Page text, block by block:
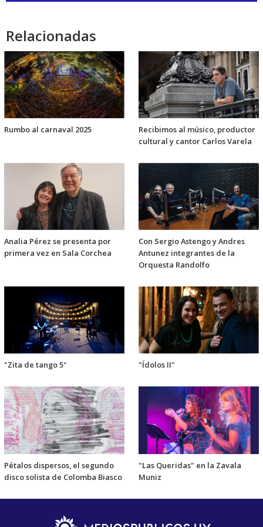
Relacionadas
Rumbo al carnaval 2025
Recibimos al músico, productor
cultural y cantor Carlos Varela
Analia Pérez se presenta por
primera vez en Sala Corchea
Con Sergio Astengo y Andres
Antunez integrantes de la
Orquesta Randolfo
"Zita de tango 5" "Ídolos II"
Pétalos dispersos, el segundo
disco solista de Colomba Biasco
"Las Queridas" en la Zavala
Muniz